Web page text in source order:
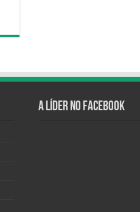
A Líder no Facebook